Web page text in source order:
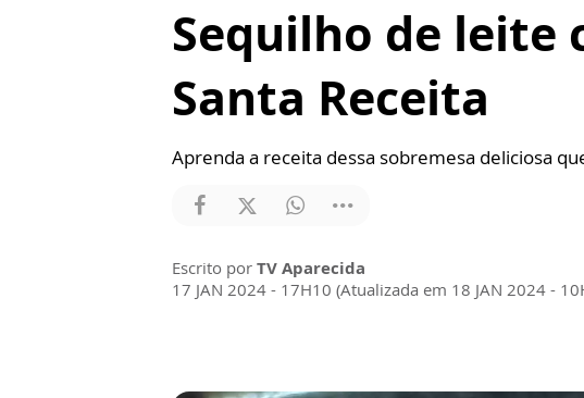
Sequilho de leite
Santa Receita
Aprenda a receita dessa sobremesa deliciosa
Escrito por TV Aparecida
17 JAN 2024 - 17H10 (Atualizada em 18 JAN 2024 -